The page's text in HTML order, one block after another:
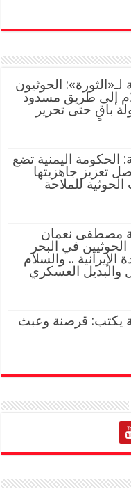
لـ«الثورة»: الحوثيون
إلى طريق مسدود
باقٍ حتى تحرير
الحكومة اليمنية تضع
تعزيز جاهزيتها
للملاحة
مصطفى نعمان
الحوثيين في البحر
الإيرانية .. والسلام
والبديل العسكري
يكتب: قرصنة وعبث